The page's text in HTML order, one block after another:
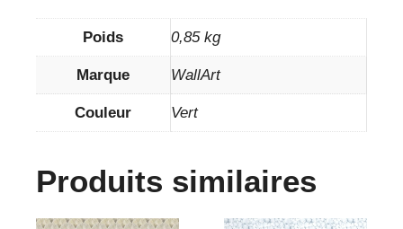
Poids 0,85 kg
Marque WallArt
Couleur Vert
Produits similaires